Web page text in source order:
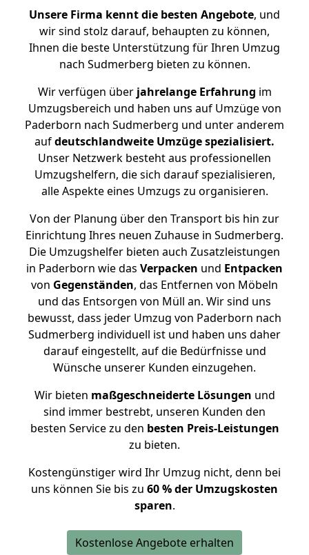
Unsere Firma kennt die besten Angebote, und
wir sind stolz darauf, behaupten zu können,
Ihnen die beste Unterstützung für Ihren Umzug
nach Sudmerberg bieten zu können.
Wir verfügen überjahrelange Erfahrung im
Umzugsbereich und haben uns auf Umzüge von
Paderborn nach Sudmerberg und unter anderem
aufdeutschlandweite Umzüge spezialisiert.
Unser Netzwerk besteht aus professionellen
Umzugshelfern, die sich darauf spezialisieren,
alle Aspekte eines Umzugs zu organisieren.
Von der Planung über den Transport bis hin zur
Einrichtung Ihres neuen Zuhause in Sudmerberg.
Die Umzugshelfer bieten auch Zusatzleistungen
in Paderborn wie das Verpacken und Entpacken
von Gegenständen, das Entfernen von Möbeln
und das Entsorgen von Müll an. Wir sind uns
bewusst, dass jeder Umzug von Paderborn nach
Sudmerberg individuell ist und haben uns daher
darauf eingestellt, auf die Bedürfnisse und
Wünsche unserer Kunden einzugehen.
Wir bieten maßgeschneiderte Lösungen und
sind immer bestrebt, unseren Kunden den
besten Service zu den besten Preis-Leistungen
zu bieten.
Kostengünstiger wird Ihr Umzug nicht, denn bei
uns können Sie bis zu 60 % der Umzugskosten
sparen.
Kostenlose Angebote erhalten